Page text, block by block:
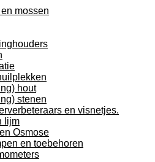
mossen
hout
stenen
en visnetjes.
lijm
Osmose
en toebehoren